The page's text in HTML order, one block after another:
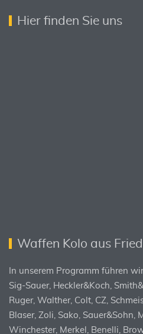
Hier finden Sie uns
Waffen Kolo aus
In unserem Programm führen
Sig-Sauer, Heckler&Koch,
Ruger, Walther, Colt, CZ,
Blaser, Zoli, Sako, Sauer&Sohn,
Winchester, Merkel, Benelli,